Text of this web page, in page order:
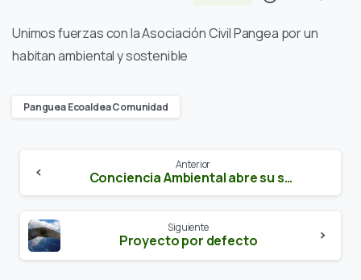
Unimos fuerzas con la Asociación Civil Pangea por un
habitan ambiental y sostenible
Panguea Ecoaldea Comunidad
Anterior
Conciencia Ambiental abre su sede en Ecoaldea Pangea
Siguiente
Proyecto por defecto